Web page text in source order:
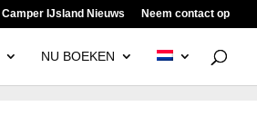
Camper IJsland Nieuws Neem contact op
NU BOEKEN